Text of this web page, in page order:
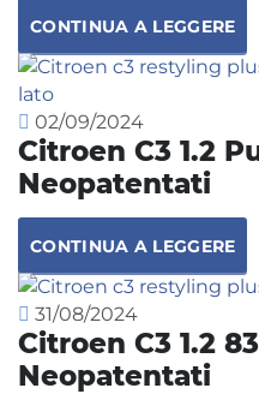
CONTINUA A LEGGERE
02/09/2024
Citroen C3 1.2
Neopatentati
CONTINUA A LEGGERE
31/08/2024
Citroen C3 1.2
Neopatentati